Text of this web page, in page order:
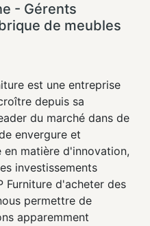
- Gérents
de meubles
est une entreprise
depuis sa
du marché dans de
envergure et
matière d'innovation,
investissements
Furniture d'acheter des
permettre de
apparemment